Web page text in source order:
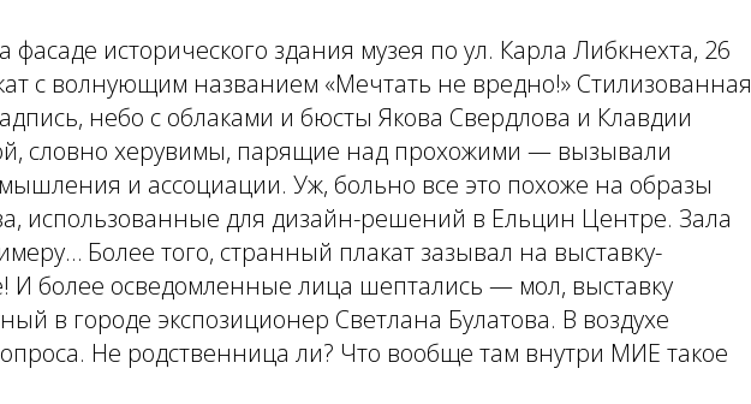
фасаде исторического здания музея по ул. Карла Либкнехта, 26
с волнующим названием «Мечтать не вредно!» Стилизованная
небо с облаками и бюсты Якова Свердлова и Клавдии
словно херувимы, парящие над прохожими — вызывали
и ассоциации. Уж, больно все это похоже на образы
использованные для дизайн-решений в Ельцин Центре. Зала
Более того, странный плакат зазывал на выставку-
И более осведомленные лица шептались — мол, выставку
в городе экспозиционер Светлана Булатова. В воздухе
Не родственница ли? Что вообще там внутри МИЕ такое